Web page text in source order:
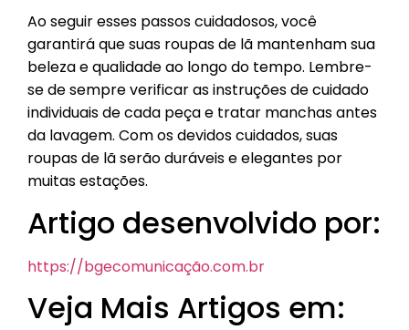
Ao seguir esses passos cuidadosos, você
garantirá que suas roupas de lã mantenham sua
beleza e qualidade ao longo do tempo. Lembre-
se de sempre verificar as instruções de cuidado
individuais de cada peça e tratar manchas antes
da lavagem. Com os devidos cuidados, suas
roupas de lã serão duráveis e elegantes por
muitas estações.
Artigo desenvolvido por:
https://bgecomunicação.com.br
Veja Mais Artigos em: